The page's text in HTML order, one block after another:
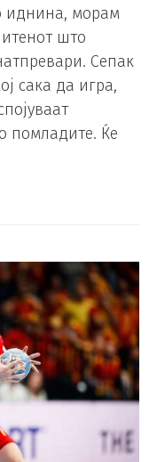
иднина, морам
што
Сепак
сака да игра,
помладите. Ќе